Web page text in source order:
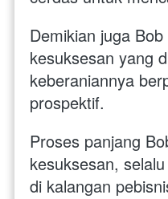
Demikian juga
kesuksesan yang
keberaniannya
prospektif.
Proses panjang
kesuksesan,
di kalangan